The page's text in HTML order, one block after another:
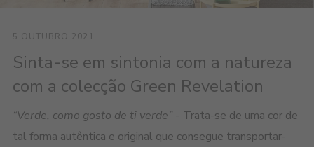
5 OUTUBRO 2021
Sinta-se em sintonia com a natureza
com a colecção Green Revelation
“Verde, como gosto de ti verde” - Trata-se de uma cor de
tal forma autêntica e original que consegue transportar-